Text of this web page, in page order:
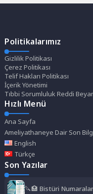
Politikalarımız
Gizlilik Politikası
Çerez Politikası
Telif Hakları Politikası
İçerik Yönetimi
Tıbbi Sorumluluk Reddi
Hızlı Menü
Ana Sayfa
Ameliyathaneye Dair Son
English
Türkçe
Son Yazılar
🔪🏥 Bistüri